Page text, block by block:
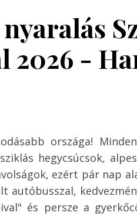
2026 -
országa!
hegycsúcsok,
ezért pár nap
autóbusszal,
és persze a